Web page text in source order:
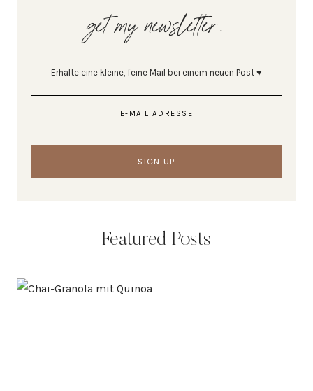
get my newsletter.
Erhalte eine kleine, feine Mail bei einem neuen Post ♥
Featured Posts